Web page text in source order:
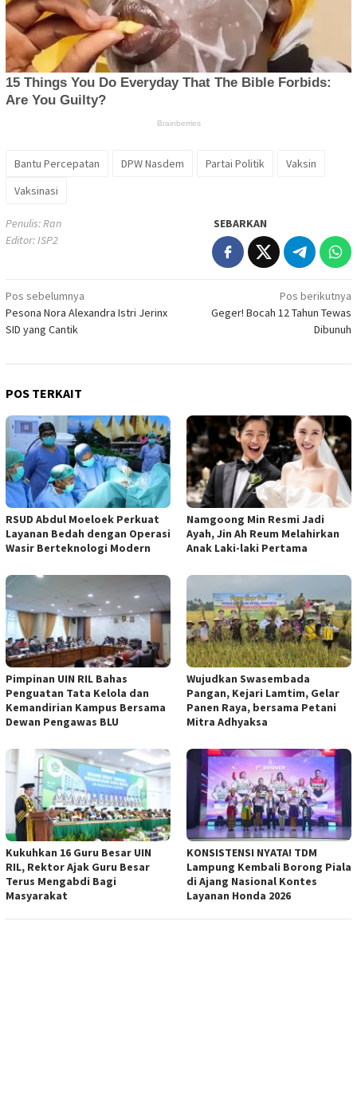
Bantu Percepatan DPW Nasdem Partai Politik
Vaksin
Vaksinasi
Penulis: Ran
Editor: ISP2
SEBARKAN
Navigasi
pos
Pos sebelumnya
Pesona Nora Alexandra Istri Jerinx
SID yang Cantik
Pos berikutnya
Geger! Bocah 12 Tahun Tewas
Dibunuh
POS TERKAIT
RSUD Abdul Moeloek Perkuat
Layanan Bedah dengan Operasi
Wasir Berteknologi Modern
Namgoong Min Resmi Jadi
Ayah, Jin Ah Reum Melahirkan
Anak Laki-laki Pertama
Pimpinan UIN RIL Bahas
Penguatan Tata Kelola dan
Kemandirian Kampus Bersama
Dewan Pengawas BLU
Wujudkan Swasembada
Pangan, Kejari Lamtim, Gelar
Panen Raya, bersama Petani
Mitra Adhyaksa
Kukuhkan 16 Guru Besar UIN
RIL, Rektor Ajak Guru Besar
Terus Mengabdi Bagi
Masyarakat
KONSISTENSI NYATA! TDM
Lampung Kembali Borong Piala
di Ajang Nasional Kontes
Layanan Honda 2026